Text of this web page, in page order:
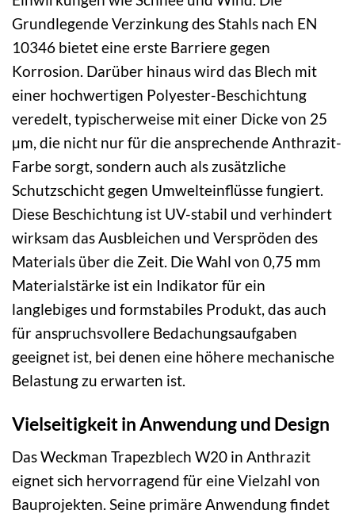
Grundlegende Verzinkung des Stahls nach EN
10346 bietet eine erste Barriere gegen
Korrosion. Darüber hinaus wird das Blech mit
einer hochwertigen Polyester-Beschichtung
veredelt, typischerweise mit einer Dicke von 25
µm, die nicht nur für die ansprechende Anthrazit-
Farbe sorgt, sondern auch als zusätzliche
Schutzschicht gegen Umwelteinflüsse fungiert.
Diese Beschichtung ist UV-stabil und verhindert
wirksam das Ausbleichen und Verspröden des
Materials über die Zeit. Die Wahl von 0,75 mm
Materialstärke ist ein Indikator für ein
langlebiges und formstabiles Produkt, das auch
für anspruchsvollere Bedachungsaufgaben
geeignet ist, bei denen eine höhere mechanische
Belastung zu erwarten ist.
Vielseitigkeit in Anwendung und Design
Das Weckman Trapezblech W20 in Anthrazit
eignet sich hervorragend für eine Vielzahl von
Bauprojekten. Seine primäre Anwendung findet